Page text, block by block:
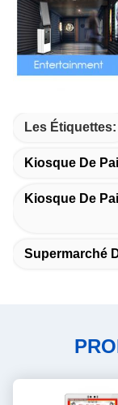
Les Étiquettes:
Kiosque De
Kiosque De
Supermarché